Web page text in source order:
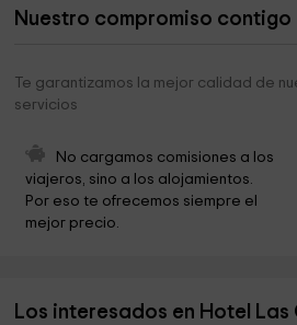
Diocesis de Oviedo
Restiello
Area Recreativa Vigonzalez
Cementerio parroquial de Vigaña
Cementerio parroquial de San Martín
Cementerio parroquial de Las Estacas
Nuestro compromiso contigo
Te garantizamos la mejor calidad de
servicios
No cargamos comisiones a los
viajeros, sino a los alojamientos.
Por eso te ofrecemos siempre el
mejor precio.
Los interesados en Hotel Las